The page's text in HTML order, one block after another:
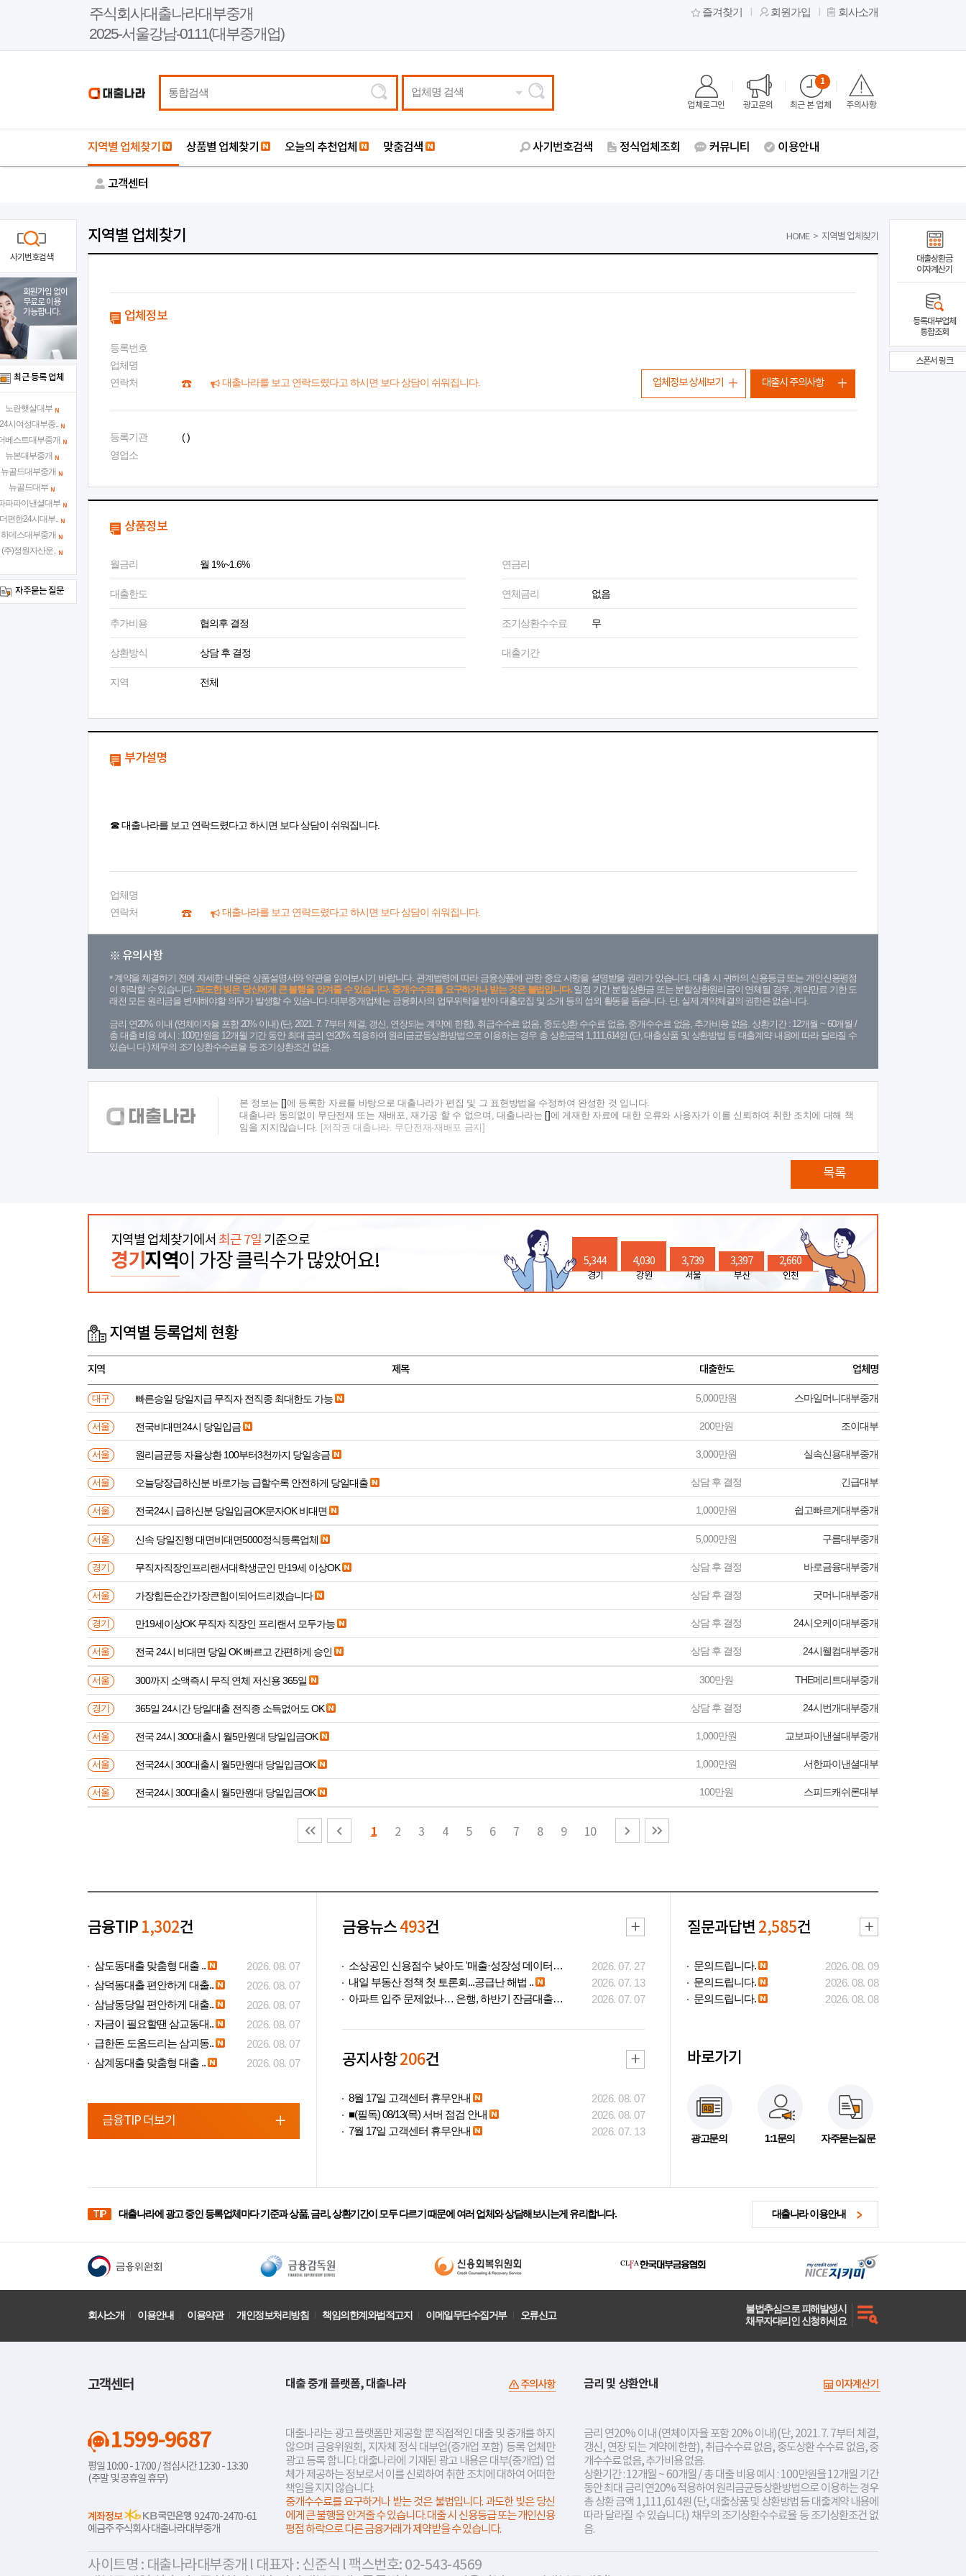
주식회사대출나라대부중개
2025-서울강남-0111(대부중개업)
즐겨찾기 회원가입 회사소개
업체명 검색
업체로그인 광고문의 최근 본 업체
1
주의사항
지역별 업체찾기 상품별 업체찾기 오늘의 추천업체 맞춤검색 사기번호검색 정식업체조회 커뮤니티 이용안내
고객센터
지역별 업체찾기 HOME > 지역별 업체찾기
업체정보
등록번호
업체명
연락처
대출나라를 보고 연락드렸다고 하시면 보다 상담이 쉬워집니다.
등록기관
( )
영업소
업체정보 상세보기 대출시 주의사항
상품정보
월금리 월 1%~1.6% 연금리
대출한도 연체금리 없음
추가비용 협의후 결정 조기상환수수료 무
상환방식 상담 후 결정 대출기간
지역 전체
부가설명
☎ 대출나라를 보고 연락드렸다고 하시면 보다 상담이 쉬워집니다.
업체명
연락처
대출나라를 보고 연락드렸다고 하시면 보다 상담이 쉬워집니다.
※ 유의사항
계약을 체결하기 전에 자세한 내용은 상품설명서와 약관을 읽어보시기 바랍니다. 관계법령에 따라 금융상품에 관한 중요 사항을 설명받을 권리가 있습니다. 대출 시 귀하의 신용등급 또는 개인신용평점
이 하락할 수 있습니다.과도한 빚은 당신에게 큰 불행을 안겨줄 수 있습니다. 중개수수료를 요구하거나 받는 것은 불법입니다.일정 기간 분할상환금 또는 분할상환원리금이 연체될 경우, 계약만료 기한 도
래전 모든 원리금을 변제해야할 의무가 발생할 수 있습니다. 대부중개업체는 금융회사의 업무위탁을 받아 대출모집 및 소개 등의 섭외 활동을 돕습니다. 단, 실제 계약체결의 권한은 없습니다.
금리 연20% 이내 (연체이자율 포함 20% 이내) (단, 2021. 7. 7부터 체결, 갱신, 연장되는 계약에 한함), 취급수수료 없음, 중도상환 수수료 없음, 중개수수료 없음, 추가비용 없음. 상환기간 : 12개월 ~ 60개월 /
총 대출 비용 예시 : 100만원을 12개월 기간 동안 최대 금리 연20% 적용하여 원리금균등상환방법으로 이용하는 경우 총 상환금액 1,111,614원 (단, 대출상품 및 상환방법 등 대출계약 내용에 따라 달라질 수
있습니 다.) 채무의 조기상환수수료율 등 조기상환조건 없음.
본 정보는
에 등록한 자료를 바탕으로 대출나라가 편집 및 그 표현방법을 수정하여 완성한 것 입니다.
대출나라 동의없이 무단전재 또는 재배포, 재가공 할 수 없으며, 대출나라는
에 게재한 자료에 대한 오류와 사용자가 이를 신뢰하여 취한 조치에 대해 책
임을 지지않습니다.
[저작권 대출나라. 무단전재-재배포 금지]
목록
지역별 업체찾기에서 최근 7일 기준으로
경기 지역이 가장 클릭수가 많았어요! 5,344
경기
4,030
강원
3,739
서울
3,397
부산
2,660
인천
지역별 등록업체 현황
지역 제목 대출한도 업체명
대구 빠른승일 당일지급 무직자 전직종 최대한도 가능 5,000만원 스마일머니대부중개
서울 전국비대면24시 당일입금 200만원 조이대부
서울 원리금균등 자율상환 100부터3천까지 당일송금 3,000만원 실속신용대부중개
서울 오늘당장급하신분 바로가능 급할수록 안전하게 당일대출 상담 후 결정 긴급대부
서울 전국24시 급하신분 당일입금OK문자OK 비대면 1,000만원 쉽고빠르게대부중개
서울 신속 당일진행 대면비대면5000정식등록업체 5,000만원 구름대부중개
경기 무직자직장인프리랜서대학생군인 만19세 이상OK 상담 후 결정 바로금융대부중개
서울 가장힘든순간가장큰힘이되어드리겠습니다 상담 후 결정 굿머니대부중개
경기 만19세이상OK 무직자 직장인 프리랜서 모두가능 상담 후 결정 24시오케이대부중개
서울 전국 24시 비대면 당일 OK 빠르고 간편하게 승인 상담 후 결정 24시웰컴대부중개
서울 300까지 소액즉시 무직 연체 저신용 365일 300만원 THE메리트대부중개
경기 365일 24시간 당일대출 전직종 소득없어도 OK 상담 후 결정 24시번개대부중개
서울 전국 24시 300대출시 월5만원대 당일입금OK 1,000만원 교보파이낸셜대부중개
서울 전국24시 300대출시 월5만원대 당일입금OK 1,000만원 서한파이낸셜대부
서울 전국24시 300대출시 월5만원대 당일입금OK 100만원 스피드캐쉬론대부
1 2 3 4 5 6 7 8 9 10
사기번호검색
회원가입 없이
무료로 이용
가능합니다.
최근 등록 업체
노란햇살대부
시여성대부중..
베스트대부중개
뉴본대부중개
뉴골드대부중개
뉴골드대부
파파이낸셜대부
편한24시대부..
하데스대부중개
(주)정원자산운..
자주묻는 질문
대출상환금
이자계산기
등록대부업체
통합조회
스폰서 링크
금융TIP 1,302건
삼도동대출 맞춤형 대출 ..
2026. 08. 07
삼덕동대출 편안하게 대출..
2026. 08. 07
삼남동당일 편안하게 대출..
2026. 08. 07
자금이 필요할땐 삼교동대..
2026. 08. 07
급한돈 도움드리는 삼괴동..
2026. 08. 07
삼계동대출 맞춤형 대출 ..
2026. 08. 07
금융TIP 더보기
금융뉴스493건
소상공인 신용점수 낮아도 '매출·성장성 데이터..
2026. 07. 27
내일 부동산 정책 첫 토론회...공급난 해법 ..
2026. 07. 13
아파트 입주 문제없나… 은행, 하반기 잔금대출..
2026. 07. 07
공지사항206건
8월 17일 고객센터 휴무안내
2026. 08. 07
■(필독) 08/13(목) 서버 점검 안내
2026. 08. 07
7월 17일 고객센터 휴무안내
2026. 07. 13
질문과답변 2,585건
문의드립니다.
2026. 08. 09
문의드립니다.
2026. 08. 08
문의드립니다.
2026. 08. 08
바로가기
광고문의 1:1문의 자주묻는질문
TIP 대출나라에 광고 중인 등록업체마다 기준과 상품, 금리, 상환기간이 모두 다르기 때문에 여러 업체와 상담해보시는게 유리합니다. 대출나라 이용안내
회사소개 이용안내 이용약관 개인정보처리방침 책임의한계와법적고지 이메일무단수집거부 오류신고
불법추심으로 피해발생시
채무자대리인 신청하세요
고객센터
1599-9687
평일 10:00 - 17:00 / 점심시간 12:30 - 13:30
(주말 및 공휴일 휴무)
계좌정보
92470-2470-61
예금주 주식회사 대출나라대부중개
대출 중개 플랫폼, 대출나라 주의사항
대출나라는 광고 플랫폼만 제공할 뿐 직접적인 대출 및 중개를 하지
않으며 금융위원회, 지자체 정식 대부업(중개업 포함) 등록 업체만
광고 등록 합니다. 대출나라에 기재된 광고 내용은 대부(중개업) 업
체가 제공하는 정보로서 이를 신뢰하여 취한 조치에 대하여 어떠한
책임을 지지 않습니다.
중개수수료를 요구하거나 받는 것은 불법입니다. 과도한 빚은 당신
에게 큰 불행을 안겨줄 수 있습니다. 대출 시 신용등급 또는 개인신용
평점 하락으로 다른 금융거래가 제약받을 수 있습니다.
금리 및 상환안내 이자계산기
금리 연20% 이내 (연체이자율 포함 20% 이내)(단, 2021. 7. 7부터 체결,
갱신, 연장 되는 계약에 한함), 취급수수료 없음, 중도상환 수수료 없음, 중
개수수료 없음, 추가비용 없음.
상환기간 : 12개월 ~ 60개월 / 총 대출 비용 예시 : 100만원을 12개월 기간
동안 최대 금리 연20% 적용하여 원리금균등상환방법으로 이용하는 경우
총 상환 금액 1,111,614원 (단, 대출상품 및 상환방법 등 대출계약 내용에
따라 달라질 수 있습니다.) 채무의 조기상환수수료율 등 조기상환조건 없
음.
사이트명 : 대출나라대부중개 l 대표자 : 신준식 l 팩스번호: 02-543-4569